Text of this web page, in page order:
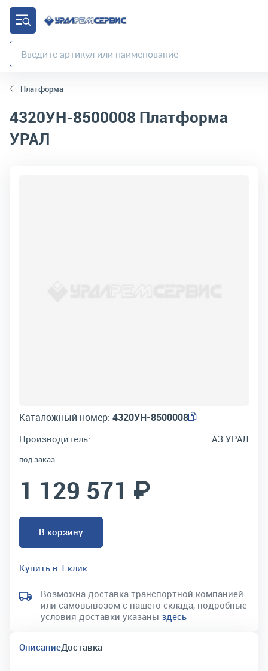
Платформа
4320УН-8500008 Платформа
УРАЛ
Каталожный номер: 4320УН-8500008
Производитель: АЗ УРАЛ
под заказ
1 129 571 ₽
В корзину
Купить в 1 клик
Возможна доставка транспортной компанией
или самовывозом с нашего склада, подробные
условия доставки указаны здесь
ОписаниеДоставка